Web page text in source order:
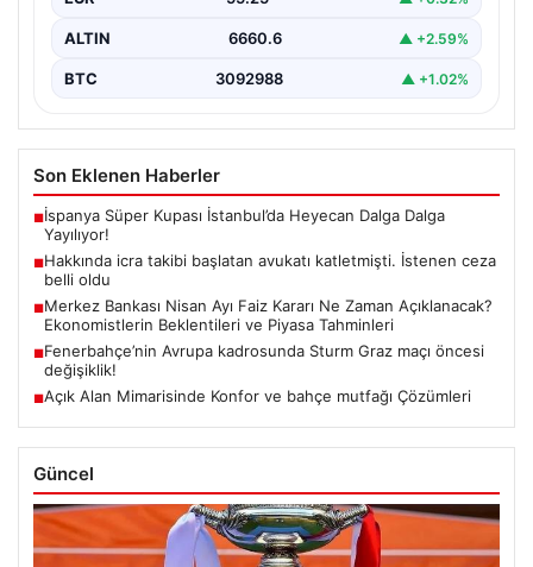
ALTIN 6660.6 ▲ +2.59%
BTC 3092988 ▲ +1.02%
Son Eklenen Haberler
■İspanya Süper Kupası İstanbul’da Heyecan Dalga Dalga
Yayılıyor!
■Hakkında icra takibi başlatan avukatı katletmişti. İstenen ceza
belli oldu
■Merkez Bankası Nisan Ayı Faiz Kararı Ne Zaman Açıklanacak?
Ekonomistlerin Beklentileri ve Piyasa Tahminleri
■Fenerbahçe’nin Avrupa kadrosunda Sturm Graz maçı öncesi
değişiklik!
■Açık Alan Mimarisinde Konfor ve bahçe mutfağı Çözümleri
Güncel